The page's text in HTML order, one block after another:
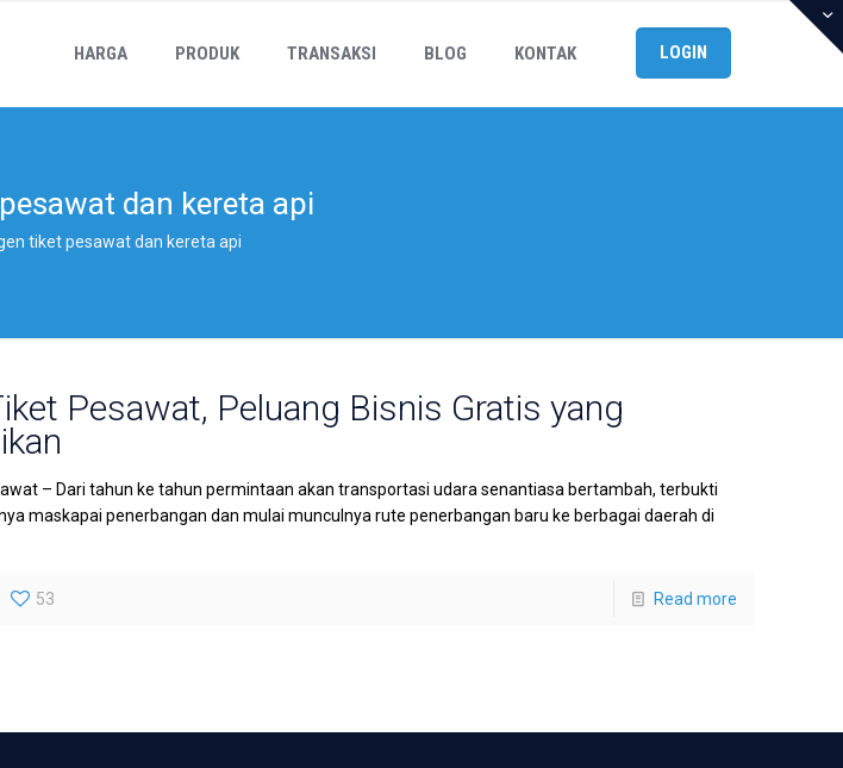
HARGA PRODUK TRANSAKSI BLOG KONTAK LOGIN
dan kereta api
tiket pesawat dan kereta api
Pesawat, Peluang Bisnis Gratis yang
– Dari tahun ke tahun permintaan akan transportasi udara senantiasa bertambah, terbukti
maskapai penerbangan dan mulai munculnya rute penerbangan baru ke berbagai daerah di
53 Read more